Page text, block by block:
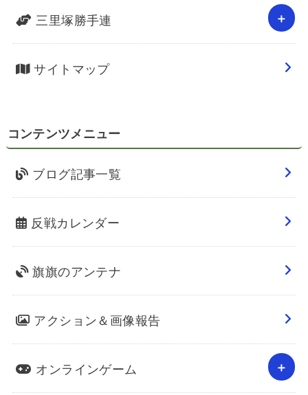
三里塚勝手連
サイトマップ
コンテンツメニュー
ブログ記事一覧
反戦カレンダー
旗旗のアンテナ
アクション＆画像報告
オンラインゲーム